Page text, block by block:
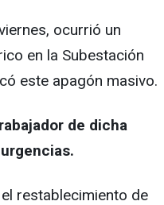
ocurrió un
en la Subestación
este apagón masivo.
de dicha
restablecimiento de